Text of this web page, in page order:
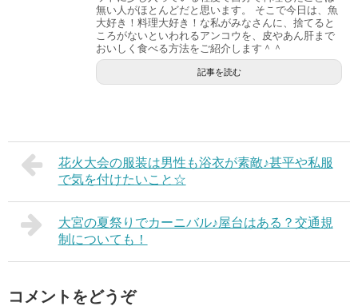
無い人がほとんどだと思います。 そこで今日は、魚
大好き！料理大好き！な私がみなさんに、捨てると
ころがないといわれるアンコウを、皮やあん肝まで
おいしく食べる方法をご紹介します＾＾
記事を読む
花火大会の服装は男性も浴衣が素敵♪甚平や私服
で気を付けたいこと☆
大宮の夏祭りでカーニバル♪屋台はある？交通規
制についても！
コメントをどうぞ